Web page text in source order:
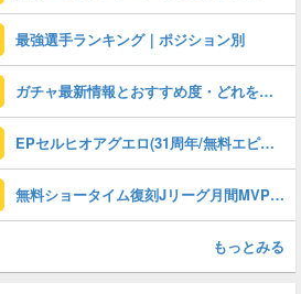
最強選手ランキング｜ポジション別
ガチャ最新情報とおすすめ度・どれを引くべき？
EPセルヒオアグエロ(31周年/無料エピック)の評価とおすすめ育成・スキル追加
無料ショータイム復刻Jリーグ月間MVPsガチャの当たり選手ランキング
もっとみる